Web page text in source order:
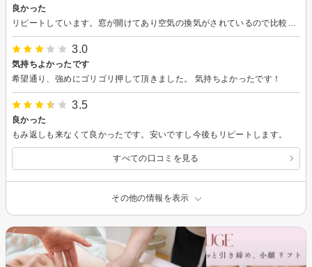
良かった
3.0
気持ちよかったです
希望通り、強めにゴリゴリ押して頂きました。 気持ちよかったです！
3.5
良かった
もみ返しも来なくて良かったです。安いですし今後もリピートします。
すべての口コミを見る
その他の情報を表示